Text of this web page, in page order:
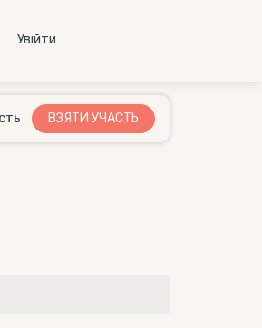
Увiйти
ВЗЯТИ УЧАCТЬ